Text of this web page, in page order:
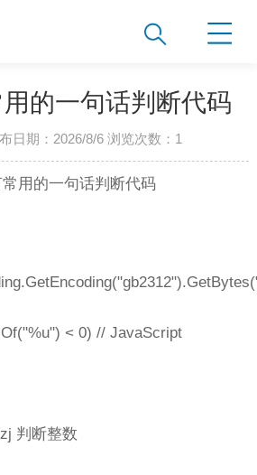
的一句话判断代码
日期：2026/8/6 浏览次数： 1
用的一句话判断代码
< 0) // JavaScript
判断整数